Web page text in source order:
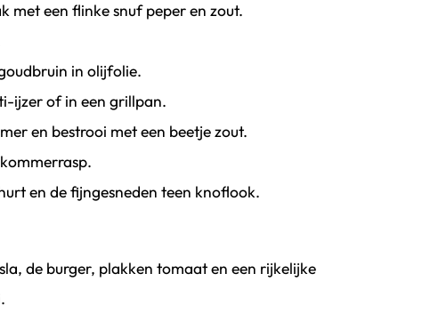
met een flinke snuf peper en zout.
in olijfolie.
ijzer of in een grillpan.
en bestrooi met een beetje zout.
en de fijngesneden teen knoflook.
de burger, plakken tomaat en een rijkelijke